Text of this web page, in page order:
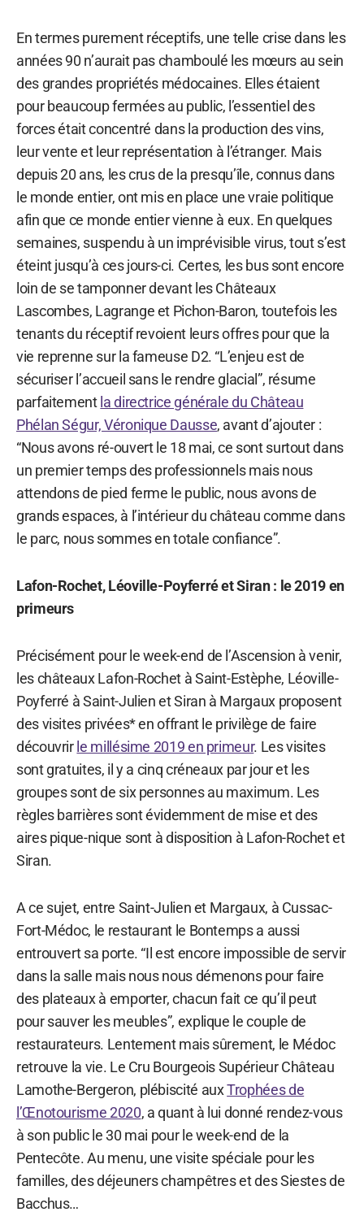
En termes purement réceptifs, une telle crise dans les
années 90 n’aurait pas chamboulé les mœurs au sein
des grandes propriétés médocaines. Elles étaient
pour beaucoup fermées au public, l’essentiel des
forces était concentré dans la production des vins,
leur vente et leur représentation à l’étranger. Mais
depuis 20 ans, les crus de la presqu’île, connus dans
le monde entier, ont mis en place une vraie politique
afin que ce monde entier vienne à eux. En quelques
semaines, suspendu à un imprévisible virus, tout s’est
éteint jusqu’à ces jours-ci. Certes, les bus sont encore
loin de se tamponner devant les Châteaux
Lascombes, Lagrange et Pichon-Baron, toutefois les
tenants du réceptif revoient leurs offres pour que la
vie reprenne sur la fameuse D2. “L’enjeu est de
sécuriser l’accueil sans le rendre glacial”, résume
parfaitement la directrice générale du Château
Phélan Ségur, Véronique Dausse, avant d’ajouter :
“Nous avons ré-ouvert le 18 mai, ce sont surtout dans
un premier temps des professionnels mais nous
attendons de pied ferme le public, nous avons de
grands espaces, à l’intérieur du château comme dans
le parc, nous sommes en totale confiance”.
Lafon-Rochet, Léoville-Poyferré et Siran : le 2019 en
primeurs
Précisément pour le week-end de l’Ascension à venir,
les châteaux Lafon-Rochet à Saint-Estèphe, Léoville-
Poyferré à Saint-Julien et Siran à Margaux proposent
des visites privées* en offrant le privilège de faire
découvrir le millésime 2019 en primeur. Les visites
sont gratuites, il y a cinq créneaux par jour et les
groupes sont de six personnes au maximum. Les
règles barrières sont évidemment de mise et des
aires pique-nique sont à disposition à Lafon-Rochet et
Siran.
A ce sujet, entre Saint-Julien et Margaux, à Cussac-
Fort-Médoc, le restaurant le Bontemps a aussi
entrouvert sa porte. “Il est encore impossible de servir
dans la salle mais nous nous démenons pour faire
des plateaux à emporter, chacun fait ce qu’il peut
pour sauver les meubles”, explique le couple de
restaurateurs. Lentement mais sûrement, le Médoc
retrouve la vie. Le Cru Bourgeois Supérieur Château
Lamothe-Bergeron, plébiscité auxTrophées de
l’Œnotourisme 2020, a quant à lui donné rendez-vous
à son public le 30 mai pour le week-end de la
Pentecôte. Au menu, une visite spéciale pour les
familles, des déjeuners champêtres et des Siestes de
Bacchus…